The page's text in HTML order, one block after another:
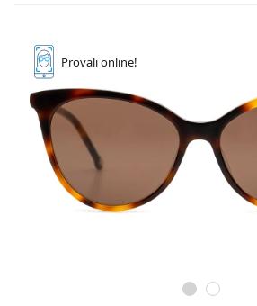
Provalionline!